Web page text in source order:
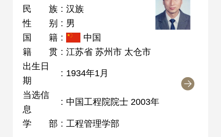
民族 : 汉族
性别 : 男
国籍 :
中国
籍贯 : 江苏省 苏州市 太仓市
出生日
期
: 1934年1月
当选信
息
: 中国工程院院士 2003年
学部 : 工程管理学部